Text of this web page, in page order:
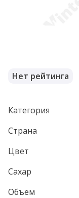
Нет рейтинга
Категория
Страна
Цвет
Сахар
Объем